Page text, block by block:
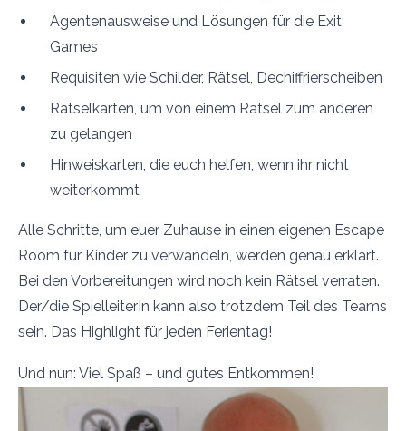
Agentenausweise und Lösungen für die Exit
Games
Requisiten wie Schilder, Rätsel, Dechiffrierscheiben
Rätselkarten, um von einem Rätsel zum anderen
zu gelangen
Hinweiskarten, die euch helfen, wenn ihr nicht
weiterkommt
Alle Schritte, um euer Zuhause in einen eigenen Escape
Room für Kinder zu verwandeln, werden genau erklärt.
Bei den Vorbereitungen wird noch kein Rätsel verraten.
Der/die SpielleiterIn kann also trotzdem Teil des Teams
sein. Das Highlight für jeden Ferientag!
Und nun: Viel Spaß – und gutes Entkommen!